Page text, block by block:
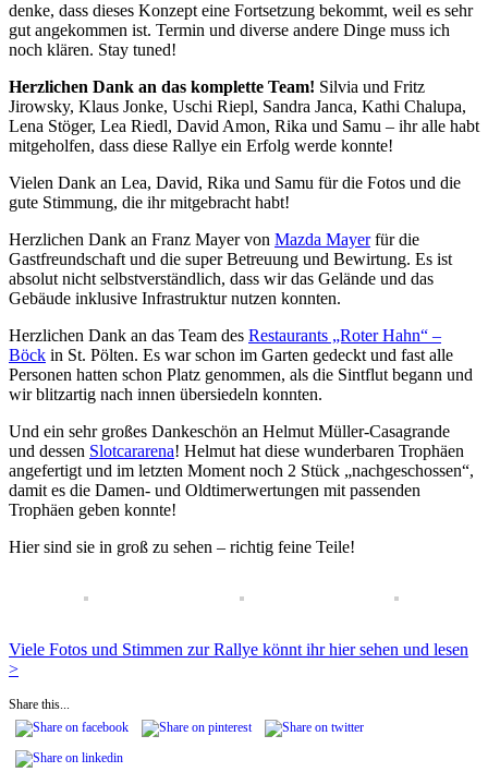
denke, dass dieses Konzept eine Fortsetzung bekommt, weil es sehr
gut angekommen ist. Termin und diverse andere Dinge muss ich
noch klären. Stay tuned!
Herzlichen Dank an das komplette Team! Silvia und Fritz
Jirowsky, Klaus Jonke, Uschi Riepl, Sandra Janca, Kathi Chalupa,
Lena Stöger, Lea Riedl, David Amon, Rika und Samu – ihr alle habt
mitgeholfen, dass diese Rallye ein Erfolg werde konnte!
Vielen Dank an Lea, David, Rika und Samu für die Fotos und die
gute Stimmung, die ihr mitgebracht habt!
Herzlichen Dank an Franz Mayer von Mazda Mayerfür die
Gastfreundschaft und die super Betreuung und Bewirtung. Es ist
absolut nicht selbstverständlich, dass wir das Gelände und das
Gebäude inklusive Infrastruktur nutzen konnten.
Herzlichen Dank an das Team des Restaurants „Roter Hahn“ –
Böck in St. Pölten. Es war schon im Garten gedeckt und fast alle
Personen hatten schon Platz genommen, als die Sintflut begann und
wir blitzartig nach innen übersiedeln konnten.
Und ein sehr großes Dankeschön an Helmut Müller-Casagrande
und dessen Slotcararena! Helmut hat diese wunderbaren Trophäen
angefertigt und im letzten Moment noch 2 Stück „nachgeschossen“,
damit es die Damen- und Oldtimerwertungen mit passenden
Trophäen geben konnte!
Hier sind sie in groß zu sehen – richtig feine Teile!
Viele Fotos und Stimmen zur Rallye könnt ihr hier sehen und lesen
>
Share this...